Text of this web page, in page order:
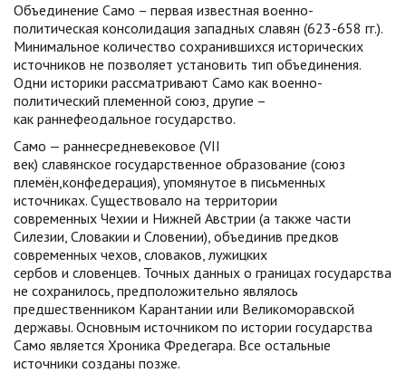
Объединение Само – первая известная военно-
политическая консолидация западных славян (623-658 гг.).
Минимальное количество сохранившихся исторических
источников не позволяет установить тип объединения.
Одни историки рассматривают Само как военно-
политический племенной союз, другие –
как раннефеодальное государство.
Само — раннесредневековое (VII
век) славянское государственное образование (союз
племён,конфедерация), упомянутое в письменных
источниках. Существовало на территории
современных Чехии и Нижней Австрии (а также части
Силезии, Словакии и Словении), объединив предков
современных чехов, словаков, лужицких
сербов и словенцев. Точных данных о границах государства
не сохранилось, предположительно являлось
предшественником Карантании или Великоморавской
державы. Основным источником по истории государства
Само является Хроника Фредегара. Все остальные
источники созданы позже.